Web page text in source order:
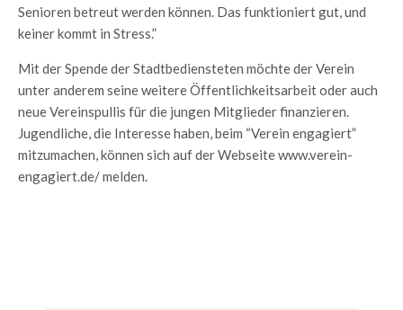
Senioren betreut werden können. Das funktioniert gut, und
keiner kommt in Stress.”
Mit der Spende der Stadtbediensteten möchte der Verein
unter anderem seine weitere Öffentlichkeitsarbeit oder auch
neue Vereinspullis für die jungen Mitglieder finanzieren.
Jugendliche, die Interesse haben, beim “Verein engagiert”
mitzumachen, können sich auf der Webseite www.verein-
engagiert.de/ melden.